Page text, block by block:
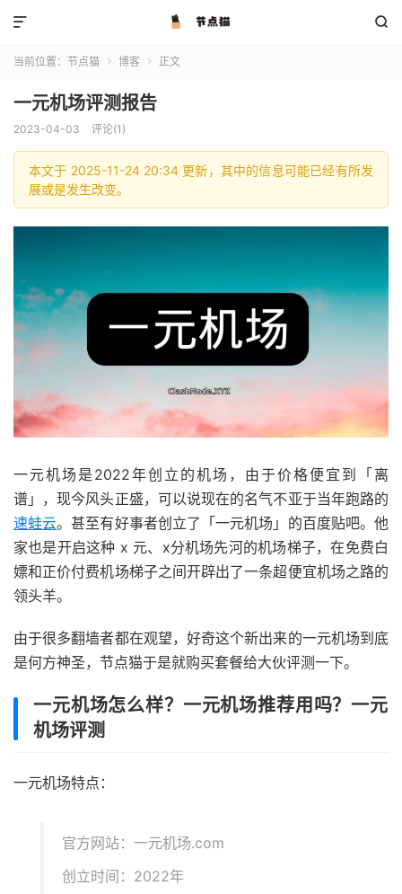


当前位置： 节点猫  博客  正文
一元机场评测报告
2023-04-03 评论(1)
本文于 2025-11-24 20:34 更新，其中的信息可能已经有所发
展或是发生改变。
一元机场是2022年创立的机场，由于价格便宜到「离
谱」，现今风头正盛，可以说现在的名气不亚于当年跑路的
速蛙云。甚至有好事者创立了「一元机场」的百度贴吧。他
家也是开启这种 x 元、x分机场先河的机场梯子，在免费白
嫖和正价付费机场梯子之间开辟出了一条超便宜机场之路的
领头羊。
由于很多翻墙者都在观望，好奇这个新出来的一元机场到底
是何方神圣，节点猫于是就购买套餐给大伙评测一下。
一元机场怎么样？一元机场推荐用吗？一元
机场评测
一元机场特点：
官方网站：一元机场.com
创立时间：2022年